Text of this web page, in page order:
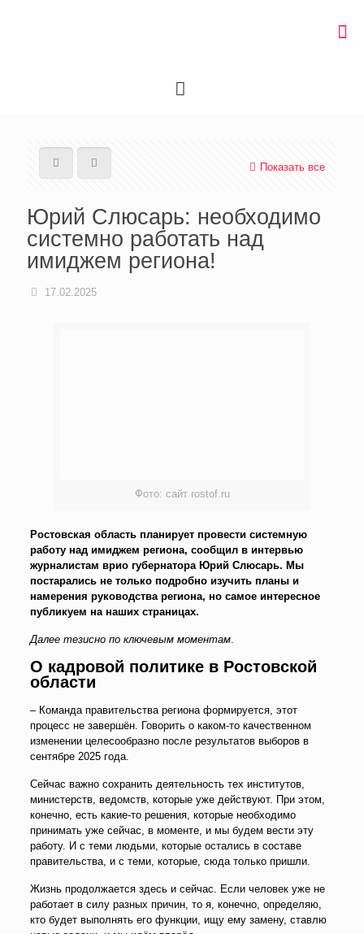
Показать все
Юрий Слюсарь: необходимо
системно работать над
имиджем региона!
17.02.2025
Фото: сайт rostof.ru
Ростовская область планирует провести системную
работу над имиджем региона, сообщил в интервью
журналистам врио губернатора Юрий Слюсарь. Мы
постарались не только подробно изучить планы и
намерения руководства региона, но самое интересное
публикуем на наших страницах.
Далее тезисно по ключевым моментам.
О кадровой политике в Ростовской
области
– Команда правительства региона формируется, этот
процесс не завершён. Говорить о каком-то качественном
изменении целесообразно после результатов выборов в
сентябре 2025 года.
Сейчас важно сохранить деятельность тех институтов,
министерств, ведомств, которые уже действуют. При этом,
конечно, есть какие-то решения, которые необходимо
принимать уже сейчас, в моменте, и мы будем вести эту
работу. И с теми людьми, которые остались в составе
правительства, и с теми, которые, сюда только пришли.
Жизнь продолжается здесь и сейчас. Если человек уже не
работает в силу разных причин, то я, конечно, определяю,
кто будет выполнять его функции, ищу ему замену, ставлю